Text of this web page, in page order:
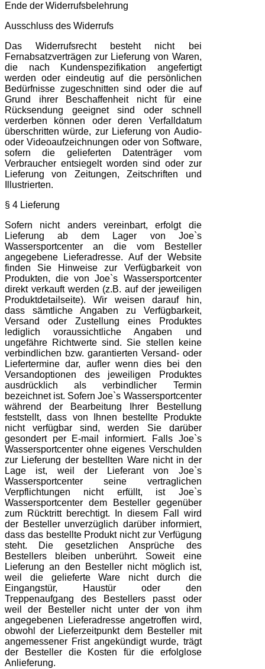
Ende der Widerrufsbelehrung
Ausschluss des Widerrufs
Das Widerrufsrecht besteht nicht bei
Fernabsatzverträgen zur Lieferung von Waren,
die nach Kundenspezifikation angefertigt
werden oder eindeutig auf die persönlichen
Bedürfnisse zugeschnitten sind oder die auf
Grund ihrer Beschaffenheit nicht für eine
Rücksendung geeignet sind oder schnell
verderben können oder deren Verfalldatum
überschritten würde, zur Lieferung von Audio-
oder Videoaufzeichnungen oder von Software,
sofern die gelieferten Datenträger vom
Verbraucher entsiegelt worden sind oder zur
Lieferung von Zeitungen, Zeitschriften und
Illustrierten.
§ 4 Lieferung
Sofern nicht anders vereinbart, erfolgt die
Lieferung ab dem Lager von Joe`s
Wassersportcenter an die vom Besteller
angegebene Lieferadresse. Auf der Website
finden Sie Hinweise zur Verfügbarkeit von
Produkten, die von Joe`s Wassersportcenter
direkt verkauft werden (z.B. auf der jeweiligen
Produktdetailseite). Wir weisen darauf hin,
dass sämtliche Angaben zu Verfügbarkeit,
Versand oder Zustellung eines Produktes
lediglich voraussichtliche Angaben und
ungefähre Richtwerte sind. Sie stellen keine
verbindlichen bzw. garantierten Versand- oder
Liefertermine dar, auﬂer wenn dies bei den
Versandoptionen des jeweiligen Produktes
ausdrücklich als verbindlicher Termin
bezeichnet ist. Sofern Joe`s Wassersportcenter
während der Bearbeitung Ihrer Bestellung
feststellt, dass von Ihnen bestellte Produkte
nicht verfügbar sind, werden Sie darüber
gesondert per E-mail informiert. Falls Joe`s
Wassersportcenter ohne eigenes Verschulden
zur Lieferung der bestellten Ware nicht in der
Lage ist, weil der Lieferant von Joe`s
Wassersportcenter seine vertraglichen
Verpflichtungen nicht erfüllt, ist Joe`s
Wassersportcenter dem Besteller gegenüber
zum Rücktritt berechtigt. In diesem Fall wird
der Besteller unverzüglich darüber informiert,
dass das bestellte Produkt nicht zur Verfügung
steht. Die gesetzlichen Ansprüche des
Bestellers bleiben unberührt. Soweit eine
Lieferung an den Besteller nicht möglich ist,
weil die gelieferte Ware nicht durch die
Eingangstür, Haustür oder den
Treppenaufgang des Bestellers passt oder
weil der Besteller nicht unter der von ihm
angegebenen Lieferadresse angetroffen wird,
obwohl der Lieferzeitpunkt dem Besteller mit
angemessener Frist angekündigt wurde, trägt
der Besteller die Kosten für die erfolglose
Anlieferung.